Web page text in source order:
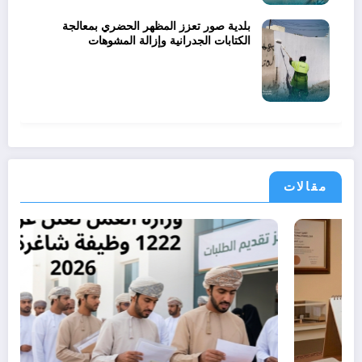
بلدية صور تعزز المظهر الحضري بمعالجة
الكتابات الجدرانية وإزالة المشوهات
مقالات